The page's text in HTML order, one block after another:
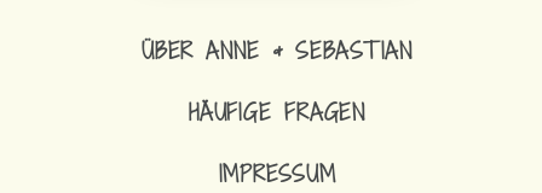
ÜBER ANNE & SEBASTIAN
HÄUFIGE FRAGEN
IMPRESSUM